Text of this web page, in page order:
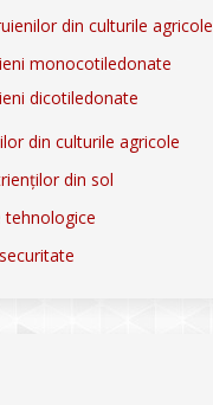
din culturile agricole
monocotiledonate
dicotiledonate
din culturile agricole
din sol
tehnologice